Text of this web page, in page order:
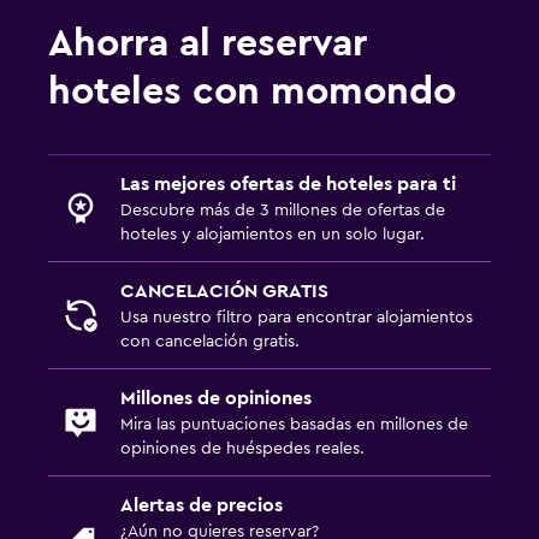
Salud y seguridad
Limpieza diaria
Caja fuerte
Sistema de entretenimiento
TV de pantalla plana
Comidas para niños
Buffet infantil
Piscina y spa
Ahorra al reservar
hoteles con momondo
Las mejores ofertas de hoteles para ti
Descubre más de 3 millones de ofertas de
hoteles y alojamientos en un solo lugar.
CANCELACIÓN GRATIS
Usa nuestro filtro para encontrar alojamientos
con cancelación gratis.
Millones de opiniones
Mira las puntuaciones basadas en millones de
opiniones de huéspedes reales.
Alertas de precios
¿Aún no quieres reservar?